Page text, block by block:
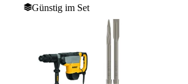
Günstig im Set